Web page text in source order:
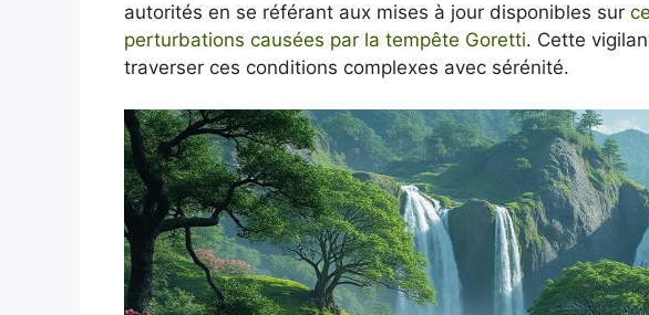
autorités en se référant aux mises à jour disponibles sur
perturbations causées par la tempête Goretti. Cette
traverser ces conditions complexes avec sérénité.